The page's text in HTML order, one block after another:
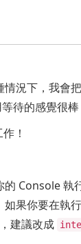
況下，我會
待的感覺很棒
！
的 Console 執
果你要在
建議改成